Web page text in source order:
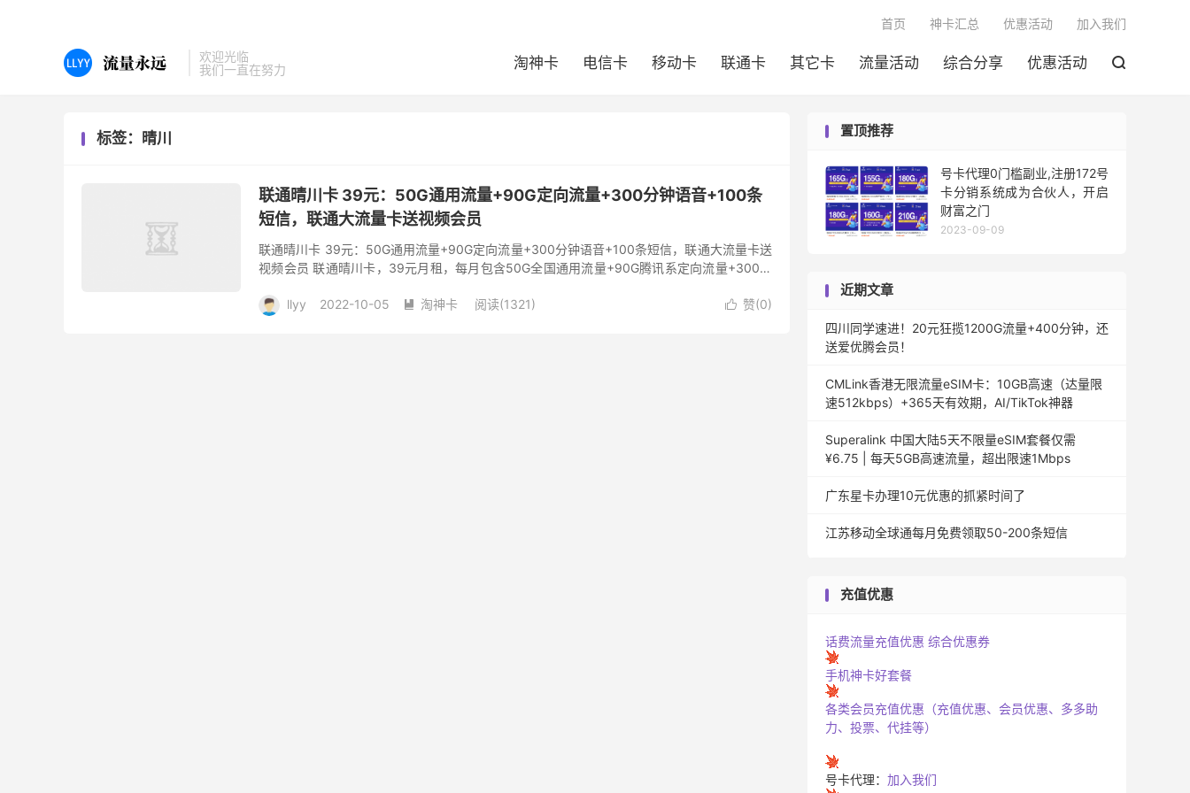
欢迎光临
我们一直在努力
淘神卡 电信卡 移动卡 联通卡 其它卡 流量活动 综合分享 优惠活动 
首页 神卡汇总 优惠活动 加入我们
标签：晴川
联通晴川卡 39元：50G通用流量+90G定向流量+300分钟语音+100条
短信，联通大流量卡送视频会员
联通晴川卡 39元：50G通用流量+90G定向流量+300分钟语音+100条短信，联通大流量卡送
视频会员 联通晴川卡，39元月租，每月包含50G全国通用流量+90G腾讯系定向流量+300分
 赞(0)
llyy 2022-10-05  淘神卡 阅读(1321)
置顶推荐
号卡代理0门槛副业,注册172号
卡分销系统成为合伙人，开启
财富之门
2023-09-09
近期文章
四川同学速进！20元狂揽1200G流量+400分钟，还
送爱优腾会员！
CMLink香港无限流量eSIM卡：10GB高速（达量限
速512kbps）+365天有效期，AI/TikTok神器
Superalink 中国大陆5天不限量eSIM套餐仅需
¥6.75 | 每天5GB高速流量，超出限速1Mbps
广东星卡办理10元优惠的抓紧时间了
江苏移动全球通每月免费领取50-200条短信
充值优惠
话费流量充值优惠 综合优惠券
手机神卡好套餐
各类会员充值优惠（充值优惠、会员优惠、多多助
力、投票、代挂等）
号卡代理： 加入我们